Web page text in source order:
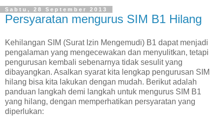
Sabtu, 28 September 2013
Persyaratan mengurus SIM B1 Hilang
Kehilangan SIM (Surat Izin Mengemudi) B1 dapat menjadi
pengalaman yang mengecewakan dan menyulitkan, tetapi
pengurusan kembali sebenarnya tidak sesulit yang
dibayangkan. Asalkan syarat kita lengkap pengurusan SIM
hilang bisa kita lakukan dengan mudah. Berikut adalah
panduan langkah demi langkah untuk mengurus SIM B1
yang hilang, dengan memperhatikan persyaratan yang
diperlukan: